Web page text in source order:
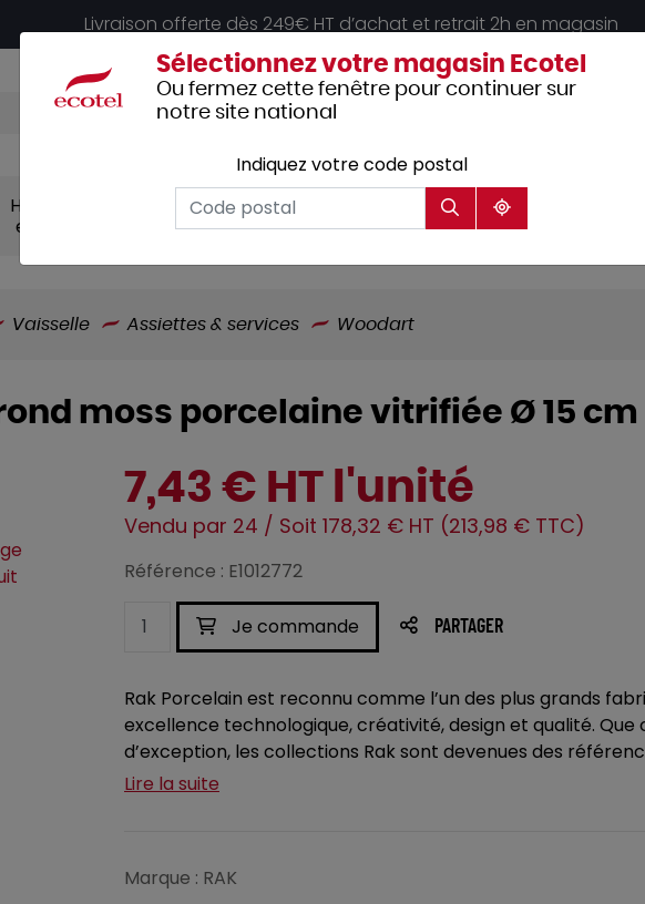
Livraison offerte dès 249€ HT d’achat et retrait 2h en magasin
Hygiène et
entretien
Vêtements
professionnels
Hôtellerie Mobilier
Vaisselle Assiettes & services Woodart
moss porcelaine vitrifiée Ø 15 cm
7,43 € HT l'unité
Vendu par 24 / Soit 178,32 € HT (213,98 € TTC)
Référence : E1012772
Je commande PARTAGER
Rak Porcelain est reconnu comme l’un des plus grands
excellence technologique, créativité, design et qualité. Que
d’exception, les collections Rak sont devenues des
Lire la suite
Marque : RAK
Sélectionnez votre magasin Ecotel
Ou fermez cette fenêtre pour continuer sur
notre site national
Indiquez votre code postal